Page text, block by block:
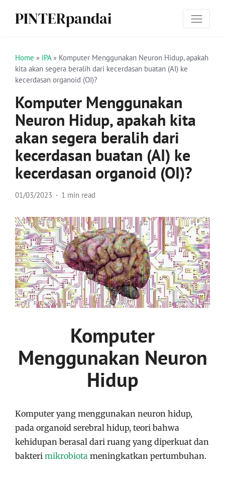
PINTERpandai
Home » IPA» Komputer Menggunakan Neuron Hidup, apakah
kita akan segera beralih dari kecerdasan buatan (AI) ke
kecerdasan organoid (OI)?
Komputer Menggunakan
Neuron Hidup, apakah kita
akan segera beralih dari
kecerdasan buatan (AI) ke
kecerdasan organoid (OI)?
01/03/2023 1 min read
Komputer
Menggunakan Neuron
Hidup
Komputer yang menggunakan neuron hidup,
pada organoid serebral hidup, teori bahwa
kehidupan berasal dari ruang yang diperkuat dan
bakteri mikrobiota meningkatkan pertumbuhan.